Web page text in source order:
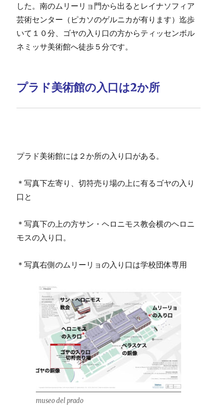
した。南のムリーリョ門から出るとレイナソフィア
芸術センター（ピカソのゲルニカが有ります）迄歩
いて１０分、ゴヤの入り口の方からティッセンボル
ネミッサ美術館へ徒歩５分です。
プラド美術館の入口は2か所
プラド美術館には２か所の入り口がある。
＊写真下左寄り、切符売り場の上に有るゴヤの入り
口と
＊写真下の上の方サン・ヘロニモス教会横のヘロニ
モスの入り口。
＊写真右側のムリーリョの入り口は学校団体専用
museo del prado